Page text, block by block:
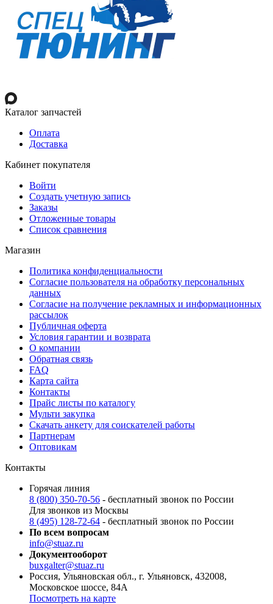
Каталог запчастей
Оплата
Доставка
Кабинет покупателя
Войти
Создать учетную запись
Заказы
Отложенные товары
Список сравнения
Магазин
Политика конфиденциальности
Согласие пользователя на обработку персональных
данных
Согласие на получение рекламных и информационных
рассылок
Публичная оферта
Условия гарантии и возврата
О компании
Обратная связь
FAQ
Карта сайта
Контакты
Прайс листы по каталогу
Мульти закупка
Скачать анкету для соискателей работы
Партнерам
Оптовикам
Контакты
Горячая линия
8 (800) 350-70-56 - бесплатный звонок по России
Для звонков из Москвы
8 (495) 128-72-64 - бесплатный звонок по России
По всем вопросам
info@stuaz.ru
Документооборот
buxgalter@stuaz.ru
Россия, Ульяновская обл., г. Ульяновск, 432008,
Московское шоссе, 84А
Посмотреть на карте